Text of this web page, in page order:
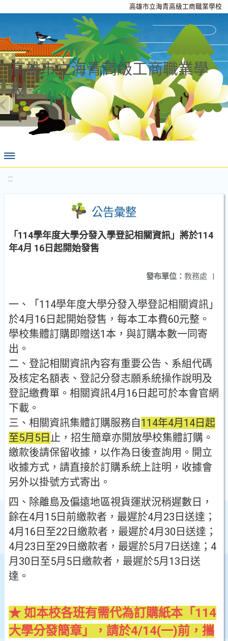
高雄市立海青高級工商職業學校
高雄市立海青高級工商職業學
校
:::
公告彙整
「114學年度大學分發入學登記相關資訊」將於114
年4月 16日起開始發售
發布單位： 教務處 |
一、「114學年度大學分發入學登記相關資訊」
於4月16日起開始發售，每本工本費60元整。
學校集體訂購即贈送1本，與訂購本數一同寄
出。
二、登記相關資訊內容有重要公告、系組代碼
及核定名額表、登記分發志願系統操作說明及
登記繳費單。相關資訊4月16日起可於本會官網
下載。
三、相關資訊集體訂購服務自114年4月14日起
至5月5日 止，招生簡章亦開放學校集體訂購。
繳款後請保留收據，以作為日後查詢用。開立
收據方式，請直接於訂購系統上註明，收據會
另外以掛號方式寄出。
四、除離島及偏遠地區視貨運狀況稍遲數日，
餘在4月15日前繳款者，最遲於4月23日送達；
4月16日至22日繳款者，最遲於4月30日送達；
4月23日至29日繳款者，最遲於5月7日送達；4
月30日至5月5日繳款者，最遲於5月13日送
達。
★ 如本校各班有需代為訂購紙本「114
大學分發簡章」，請於4/14(一)前，攜